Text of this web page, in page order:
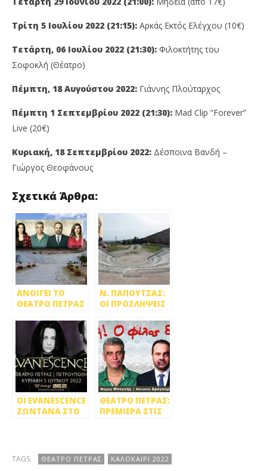
Τρίτη 5 Ιουλίου 2022 (21:15): Αρκάς Εκτός Ελέγχου (10€)
Τετάρτη, 06 Ιουλίου 2022 (21:30): Φιλοκτήτης του
Σοφοκλή (Θέατρο)
Πέμπτη, 18 Αυγούστου 2022: Γιάννης Πλούταρχος
Πέμπτη 1 Σεπτεμβρίου 2022 (21:30): Mad Clip “Forever”
Live (20€)
Κυριακή, 18 Σεπτεμβρίου 2022: Δέσποινα Βανδή –
Γιώργος Θεοφάνους
Σχετικά Άρθρα:
ΑΝΟΙΓΕΙ ΤΟ
ΘΕΑΤΡΟ ΠΕΤΡΑΣ
Ν. ΠΑΠΟΥΤΣΑΣ:
ΟΙ ΠΡΟΣΛΗΨΕΙΣ
ΠΕΤΡΑΣ ΘΑ
ΓΙΝΟΥΝ ΑΝ
ΕΠΙΤΡΑΠΕΙ Η
ΛΕΙΤΟΥΡΓΙΑ ΤΟΥ!
OΙ ΕVANESCENCE
ΖΩΝΤΑΝΑ ΣΤO
ΘΕΑΤΡΟ ΠΕΤΡΑΣ:
ΠΡΕΜΙΕΡΑ ΣΤΙΣ
«ΠΡΟΣΟΧΗ! Ο
ΦΙΛΟΣ
TAGS: ΘΕΑΤΡΟ ΠΕΤΡΑΣ ΚΑΛΟΚΑΙΡΙ 2022